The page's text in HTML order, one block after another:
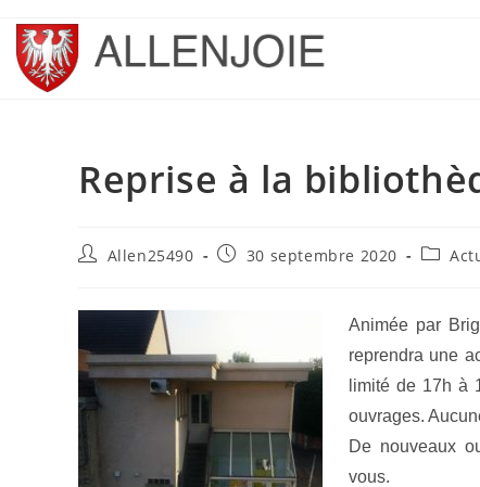
content
Reprise à la
Auteur/autrice
publication :
Allen25490
Publication
30 septembre 2020
Post
Animée par
reprendra une
limité de 17h à
ouvrages.
De nouveaux
vous.